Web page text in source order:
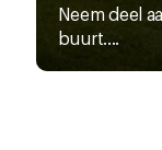
Neem deel
buurt....